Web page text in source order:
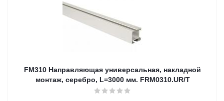
FM310 Направляющая универсальная, накладной
монтаж, серебро, L=3000 мм. FRM0310.UR/T